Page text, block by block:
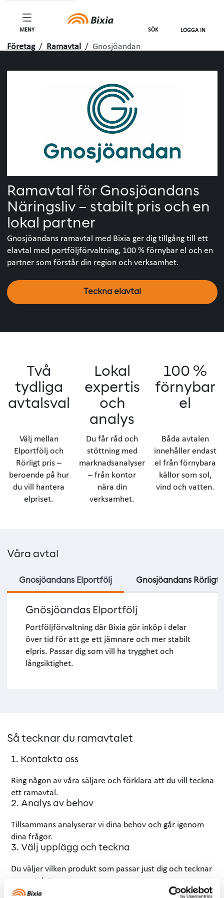
MENY SÖK LOGGA IN
Företag / Ramavtal / Gnosjöandan
Ramavtal för Gnosjöandans
Näringsliv – stabilt pris och en
lokal partner
Gnosjöandans ramavtal med Bixia ger dig tillgång till ett
elavtal med portföljförvaltning, 100 % förnybar el och en
partner som förstår din region och verksamhet.
Teckna elavtal
Två
tydliga
avtalsval
Välj mellan
Elportfölj och
Rörligt pris –
beroende på hur
du vill hantera
elpriset.
Lokal
expertis
och
analys
Du får råd och
stöttning med
marknadsanalyser
– från kontor
nära din
verksamhet.
100 %
förnybar
el
Båda avtalen
innehåller endast
el från förnybara
källor som sol,
vind och vatten.
Våra avtal
Gnosjöandans Elportfölj Gnosjöandans Rörligt
Gnösjöandas Elportfölj
Portföljförvaltning där Bixia gör inköp i delar
över tid för att ge ett jämnare och mer stabilt
elpris. Passar dig som vill ha trygghet och
långsiktighet.
Så tecknar du ramavtalet
1. Kontakta oss
Ring någon av våra säljare och förklara att du vill teckna
ett ramavtal.
2. Analys av behov
Tillsammans analyserar vi dina behov och går igenom
dina frågor.
3. Välj upplägg och teckna
Du väljer vilken produkt som passar just dig och tecknar
ramavtalet.
4. Starta och följ upp